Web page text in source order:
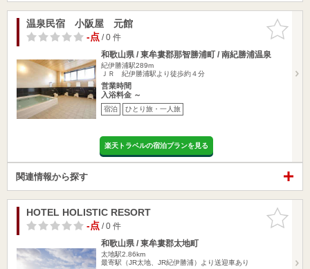
お気に入
りに追加
温泉民宿 小阪屋 元館
-点/ 0 件
和歌山県 / 東牟婁郡那智勝浦町 / 南紀勝浦温泉
紀伊勝浦駅289m
ＪＲ 紀伊勝浦駅より徒歩約４分
営業時間
入浴料金 ～
宿泊 ひとり旅・一人旅
楽天トラベルの宿泊プランを見る
関連情報から探す
お気に入
りに追加
HOTEL HOLISTIC RESORT
-点/ 0 件
和歌山県 / 東牟婁郡太地町
太地駅2.86km
最寄駅（JR太地、JR紀伊勝浦）より送迎車あり